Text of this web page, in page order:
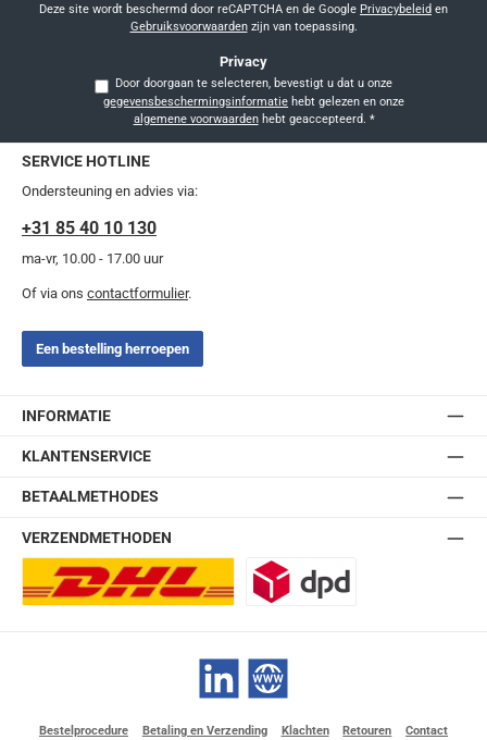
Deze site wordt beschermd door reCAPTCHA en de Google Privacybeleid en
Gebruiksvoorwaardenzijn van toepassing.
Privacy
Door doorgaan te selecteren, bevestigt u dat u onze
gegevensbeschermingsinformatie
algemene voorwaardenhebt geaccepteerd. *
SERVICE HOTLINE
Ondersteuning en advies via:
+31 85 40 10 130
ma-vr, 10.00 - 17.00 uur
Of via ons contactformulier.
Een bestelling herroepen
INFORMATIE
KLANTENSERVICE
BETAALMETHODES
VERZENDMETHODEN
LinkedIn Website
Bestelprocedure Betaling en Verzending Klachten Retouren Contact